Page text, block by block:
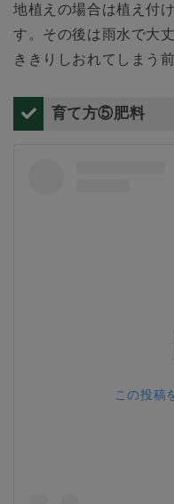
地植えの場合は植え付
す。その後は雨水で大
ききりしおれてしまう
育て方⑤肥料
この投稿